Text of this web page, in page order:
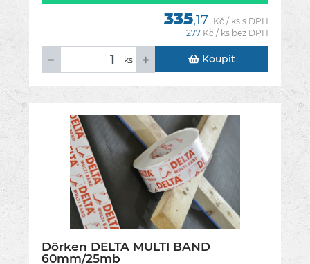
335,17 Kč / ks s DPH
277 Kč / ks bez DPH
ks Koupit
Dörken DELTA MULTI BAND
60mm/25mb